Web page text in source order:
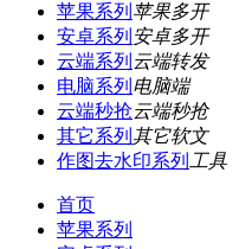
苹果系列 苹果多开
安卓系列 安卓多开
云端系列 云端转发
电脑系列 电脑端
云端秒抢云端秒抢
其它系列 其它软文
作图去水印系列 工具
首页
苹果系列